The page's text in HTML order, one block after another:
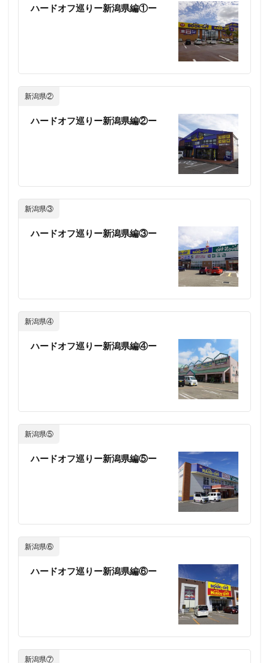
ハードオフ巡りー新潟県編①ー
新潟県②
ハードオフ巡りー新潟県編②ー
新潟県③
ハードオフ巡りー新潟県編③ー
新潟県④
ハードオフ巡りー新潟県編④ー
新潟県⑤
ハードオフ巡りー新潟県編⑤ー
新潟県⑥
ハードオフ巡りー新潟県編⑥ー
新潟県⑦